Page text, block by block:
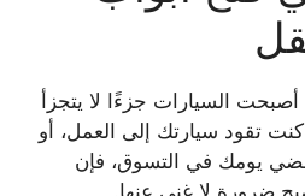
السيارات جزءًا لا يتجزأ
كنت تقود سيارتك إلى العمل، أو
يومك في التسوق، فإن
ضرورة لا غنى عنها.